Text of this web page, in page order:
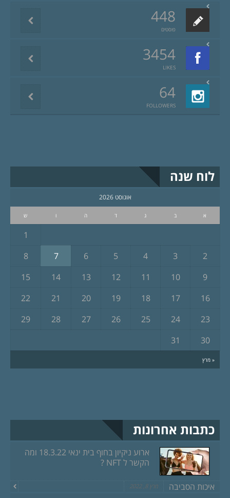
448
פוסטים
3454
LIKES
64
FOLLOWERS
לוח שנה
אוגוסט 2026
א ב ג ד ה ו ש
« מרץ
1
2
3
4
5
6
7
8
9
10
11
12
13
14
15
16
17
18
19
20
21
22
23
24
25
26
27
28
29
30
31
כתבות אחרונות
ארוע ניקיון בחוף בית ינאי 18.3.22 ומה
הקשר ל NFT ?
איכות הסביבה מרץ 8, 2022